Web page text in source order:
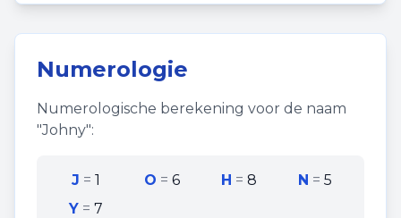
Numerologie
Numerologische berekening voor de naam
"Johny":
J = 1 O =6 H = 8 N =5
Y= 7